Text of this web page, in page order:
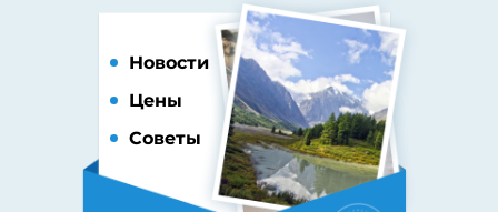
Новости
Цены
Советы